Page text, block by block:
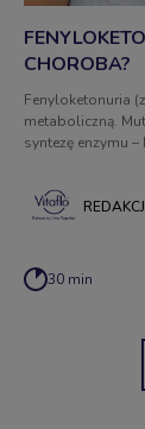
CHOROBA?
Fenyloketonuria
metaboliczną. M
syntezę enzymu
jej objawy?
30 min